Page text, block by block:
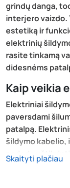
grindų danga,
interjero vaizdo.
estetiką ir
elektrinių
rasite tinkamą
didesnėms
Kaip veikia
Elektriniai
paversdami
patalpą.
šildymo
padeda
palengvina
Skaityti plačiau